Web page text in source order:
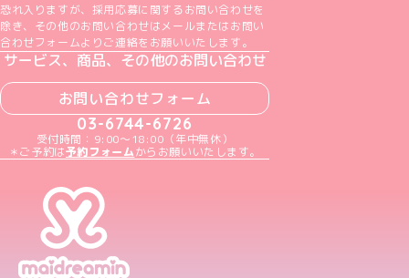
恐れ入りますが、採用応募に関するお問い合わせを
除き、その他のお問い合わせはメールまたはお問い
合わせフォームよりご連絡をお願いいたします。
サービス、商品、その他のお問い合わせ
お問い合わせフォーム
03-6744-6726
受付時間：9:00～18:00（年中無休）
＊ご予約は予約フォームからお願いいたします。